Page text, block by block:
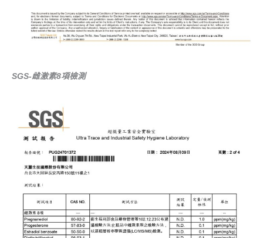
SGS-雌激素8項檢測